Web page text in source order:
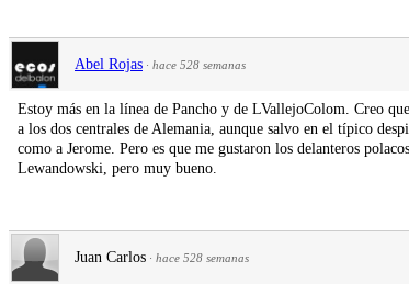
Abel Rojas · hace 528 semanas
Estoy más en la línea de Pancho y de LVallejoColom. Creo
a los dos centrales de Alemania, aunque salvo en el típico
como a Jerome. Pero es que me gustaron los delanteros
Lewandowski, pero muy bueno.
Juan Carlos · hace 528 semanas